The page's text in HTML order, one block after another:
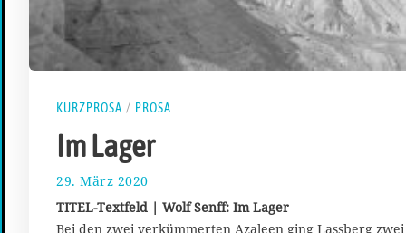
KURZPROSA / PROSA
Im Lager
29. März 2020
8
TITEL-Textfeld | Wolf Senff: Im Lager
Bei den zwei verkümmerten Azaleen ging Lassberg